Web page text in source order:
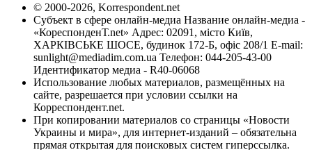
© 2000-2026, Korrespondent.net
Субъект в сфере онлайн-медиа Название онлайн-медиа -
«КореспонденТ.net» Адрес: 02091, місто Київ,
ХАРКІВСЬКЕ ШОСЕ, будинок 172-Б, офіс 208/1 E-mail:
sunlight@mediadim.com.ua Телефон: 044-205-43-00
Идентификатор медиа - R40-06068
Использование любых материалов, размещённых на
сайте, разрешается при условии ссылки на
Корреспондент.net.
При копировании материалов со страницы «Новости
Украины и мира», для интернет-изданий – обязательна
прямая открытая для поисковых систем гиперссылка.